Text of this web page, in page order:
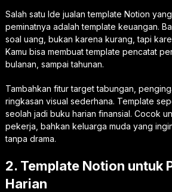
Salah satu Ide jualan template Notion
peminatnya adalah template keuangan.
soal uang, bukan karena kurang, tapi
Kamu bisa membuat template pencatat
bulanan, sampai tahunan.
Tambahkan fitur target tabungan,
ringkasan visual sederhana. Template
seolah jadi buku harian finansial. Cocok
pekerja, bahkan keluarga muda yang
tanpa drama.
2. Template Notion untuk
Harian